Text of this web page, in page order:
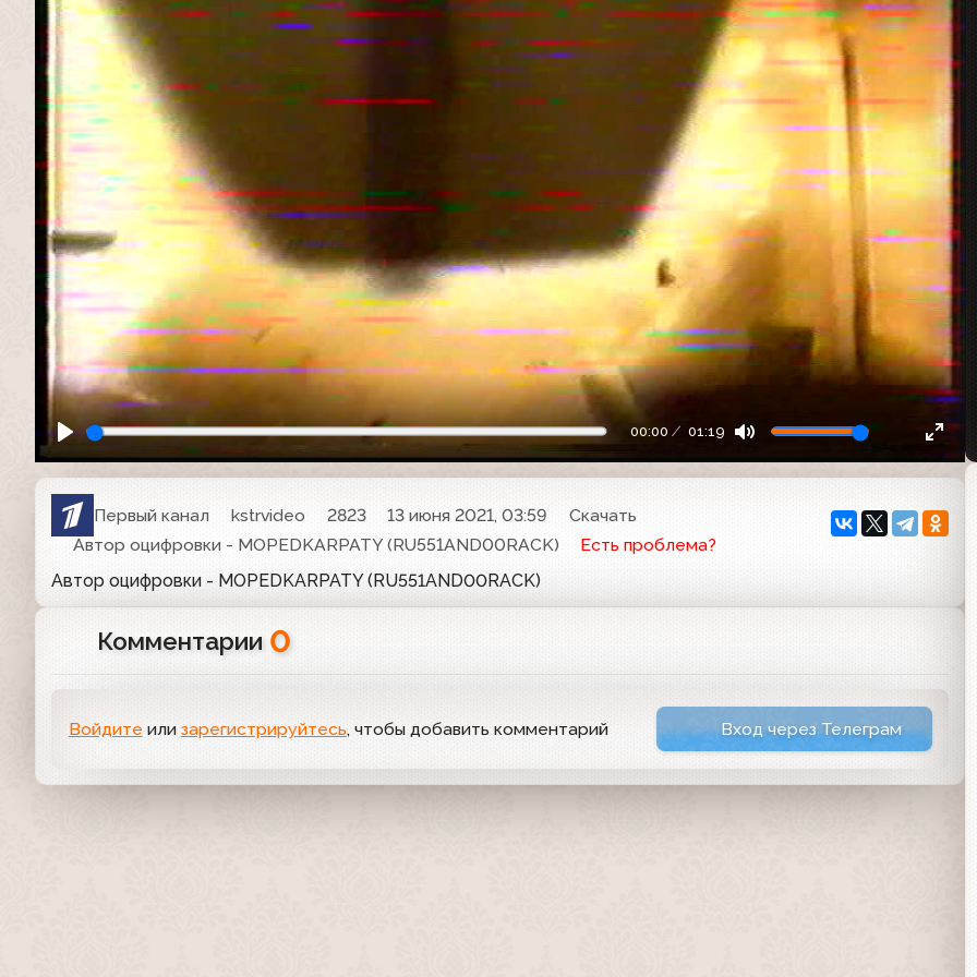
00:00 01:19
Первый канал kstrvideo 2823 13 июня 2021, 03:59
Скачать
Автор оцифровки - MOPEDKARPATY (RU551AND00RACK)
Есть проблема?
Автор оцифровки - MOPEDKARPATY (RU551AND00RACK)
Комментарии 0
Войдите или зарегистрируйтесь, чтобы добавить комментарий Вход через Телеграм